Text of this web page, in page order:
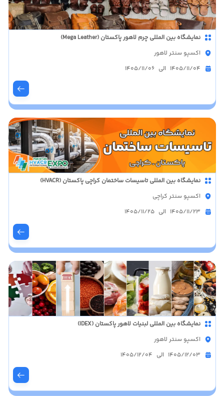
نمایشگاه بین المللی چرم لاهور پاکستان (Mega Leather)
اکسپو سنتر لاهور
1405/11/04 الی 1405/11/06
نمایشگاه بین المللی تاسیسات ساختمان کراچی پاکستان (HVACR)
اکسپو سنتر کراچی
1405/11/23 الی 1405/11/25
نمایشگاه بین المللی لبنیات لاهور پاکستان (IDEX)
اکسپو سنتر لاهور
1405/12/03 الی 1405/12/04